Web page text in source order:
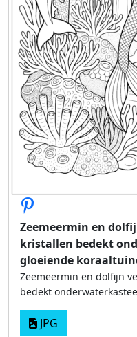
Zeemeermin en
kristallen bedekt
gloeiende
Zeemeermin en dolfijn
bedekt
JPG